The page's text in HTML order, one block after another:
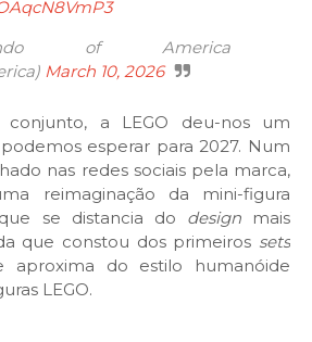
of America
March 10, 2026
a LEGO deu-nos um
esperar para 2027. Num
nas redes sociais pela marca,
reimaginação da mini-figura
se distancia do design
mais
que constou dos primeiros sets
aproxima do estilo humanóide
LEGO.